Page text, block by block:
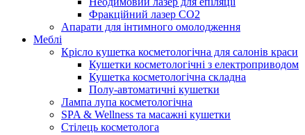
Фракційний лазер СО2
Апарати для інтимного омолодження
Меблі
Крісло кушетка косметологічна для салонів краси
Кушетки косметологічні з електроприводом
Кушетка косметологічна складна
Полу-автоматичні кушетки
Лампа лупа косметологічна
SPA & Wellness та масажні кушетки
Стілець косметолога